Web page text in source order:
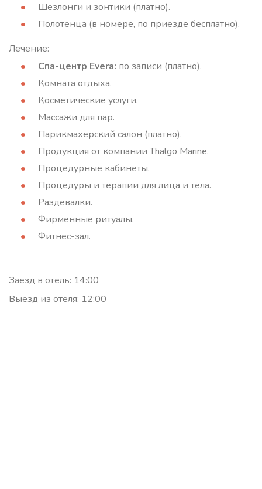
Шезлонги и зонтики (платно).
Полотенца (в номере, по приезде бесплатно).
Лечение:
Спа-центр Evera: по записи (платно).
Комната отдыха.
Косметические услуги.
Массажи для пар.
Парикмахерский салон (платно).
Продукция от компании Thalgo Marine.
Процедурные кабинеты.
Процедуры и терапии для лица и тела.
Раздевалки.
Фирменные ритуалы.
Фитнес-зал.
Заезд в отель: 14:00
Выезд из отеля: 12:00